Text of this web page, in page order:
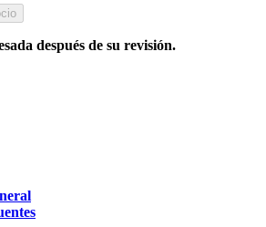
después de su revisión.